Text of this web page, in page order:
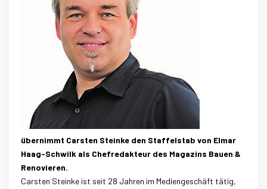
übernimmt Carsten Steinke den Staffelstab von Elmar
Haag-Schwilk als Chefredakteur des Magazins Bauen &
Renovieren.
Carsten Steinke ist seit 28 Jahren im Mediengeschäft tätig,